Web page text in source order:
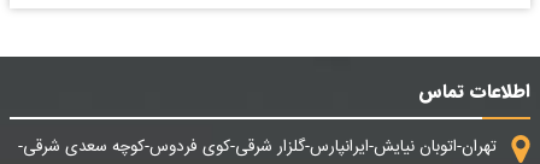
اطلاعات تماس
تهران-اتوبان نیایش-ایرانپارس-گلزار شرقی-کوی فردوس-کوچه سعدی شرقی-